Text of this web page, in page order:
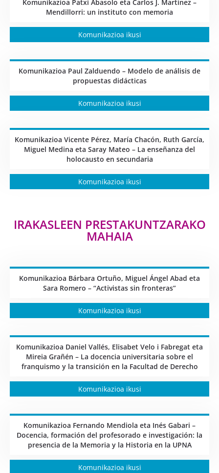
Komunikazioa Patxi Abasolo eta Carlos J. Martínez –
Mendillorri: un instituto con memoria
Komunikazioa ikusi
Komunikazioa Paul Zalduendo – Modelo de análisis de
propuestas didácticas
Komunikazioa ikusi
Komunikazioa Vicente Pérez, María Chacón, Ruth García,
Miguel Medina eta Saray Mateo – La enseñanza del
holocausto en secundaria
Komunikazioa ikusi
IRAKASLEEN PRESTAKUNTZARAKO
MAHAIA
Komunikazioa Bárbara Ortuño, Miguel Ángel Abad eta
Sara Romero – “Activistas sin fronteras”
Komunikazioa ikusi
Komunikazioa Daniel Vallés, Elisabet Velo i Fabregat eta
Mireia Grañén – La docencia universitaria sobre el
franquismo y la transición en la Facultad de Derecho
Komunikazioa ikusi
Komunikazioa Fernando Mendiola eta Inés Gabari –
Docencia, formación del profesorado e investigación: la
presencia de la Memoria y la Historia en la UPNA
Komunikazioa ikusi